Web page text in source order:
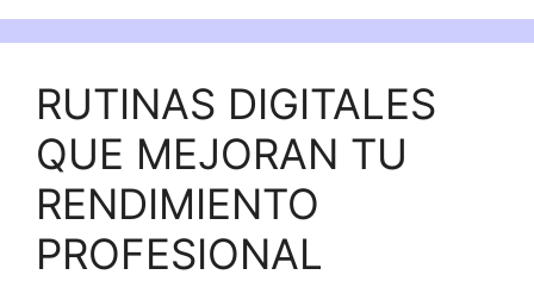
RUTINAS DIGITALES
QUE MEJORAN TU
RENDIMIENTO
PROFESIONAL